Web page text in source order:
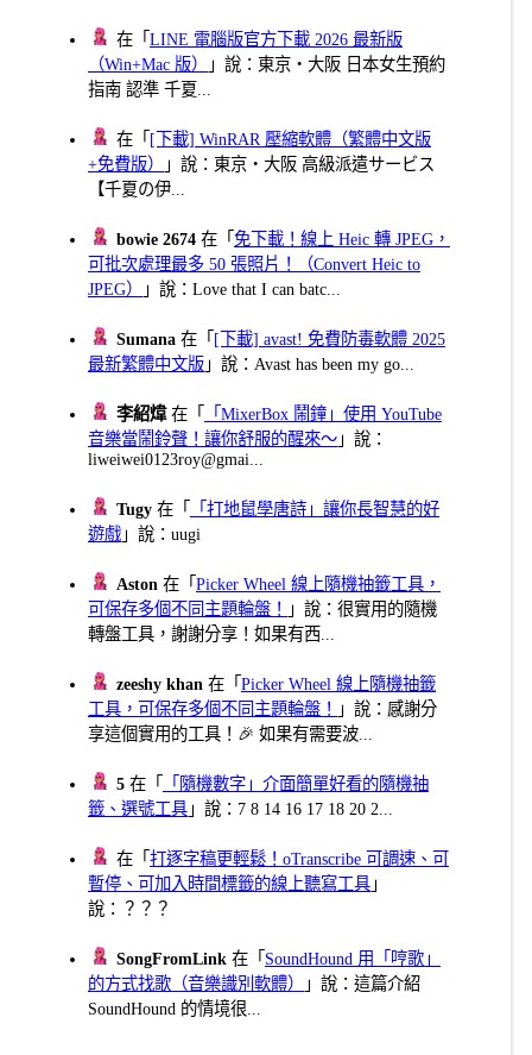
在「LINE 電腦版官方下載 2026 最新版
（Win+Mac 版）
」說：東京・大阪 日本女生預約
指南 認準 千夏...
在「 [下載] WinRAR 壓縮軟體（繁體中文版
+免費版）
」說：東京・大阪 高級派遣サービス
【千夏の伊...
bowie 2674 在「免下載！線上 Heic 轉 JPEG，
可批次處理最多 50 張照片！（Convert Heic to
JPEG）
」說：Love that I can batc...
Sumana 在「 [下載] avast! 免費防毒軟體 2025
最新繁體中文版 」說：Avast has been my go...
李紹煒在「
「MixerBox 鬧鐘」使用 YouTube
音樂當鬧鈴聲！讓你舒服的醒來～ 」說：
liweiwei0123roy@gmai...
Tugy 在「
「打地鼠學唐詩」讓你長智慧的好
遊戲 」說：uugi
Aston 在「Picker Wheel 線上隨機抽籤工具，
可保存多個不同主題輪盤！
」說：很實用的隨機
轉盤工具，謝謝分享！如果有西...
zeeshy khan 在「Picker Wheel 線上隨機抽籤
工具，可保存多個不同主題輪盤！
」說：感謝分
享這個實用的工具！🎉 如果有需要波...
5 在「
「隨機數字」介面簡單好看的隨機抽
籤、選號工具 」說：7 8 14 16 17 18 20 2...
在「打逐字稿更輕鬆！oTranscribe 可調速、可
暫停、可加入時間標籤的線上聽寫工具 」
說：？？？
SongFromLink 在「 SoundHound 用「哼歌」
的方式找歌（音樂識別軟體）
」說：這篇介紹
SoundHound 的情境很...